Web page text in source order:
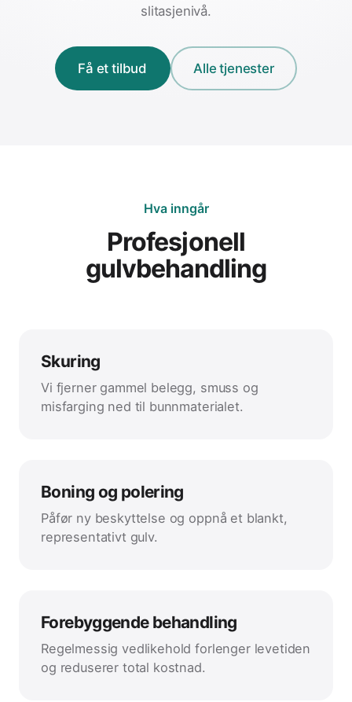
slitasjenivå.
Få et tilbud Alle tjenester
Hva inngår
Profesjonell
gulvbehandling
Skuring
Vi fjerner gammel belegg, smuss og
misfarging ned til bunnmaterialet.
Boning og polering
Påfør ny beskyttelse og oppnå et blankt,
representativt gulv.
Forebyggende behandling
Regelmessig vedlikehold forlenger levetiden
og reduserer total kostnad.